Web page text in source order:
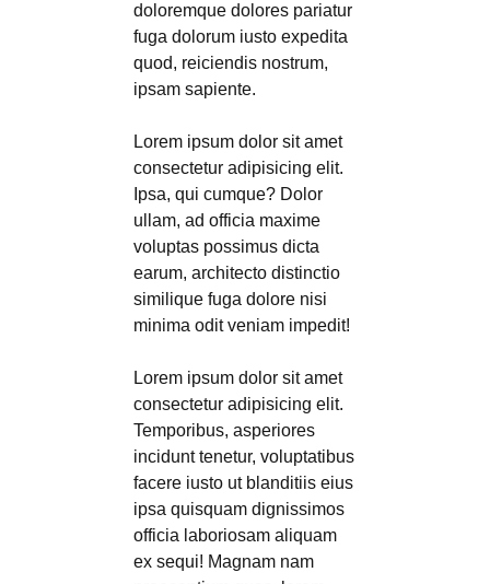
doloremque dolores pariatur
fuga dolorum iusto expedita
quod, reiciendis nostrum,
ipsam sapiente.
Lorem ipsum dolor sit amet
consectetur adipisicing elit.
Ipsa, qui cumque? Dolor
ullam, ad officia maxime
voluptas possimus dicta
earum, architecto distinctio
similique fuga dolore nisi
minima odit veniam impedit!
Lorem ipsum dolor sit amet
consectetur adipisicing elit.
Temporibus, asperiores
incidunt tenetur, voluptatibus
facere iusto ut blanditiis eius
ipsa quisquam dignissimos
officia laboriosam aliquam
ex sequi! Magnam nam